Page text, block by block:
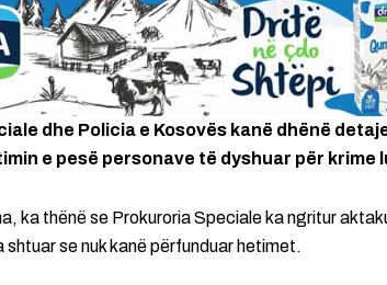
dhe Policia e Kosovës kanë dhënë
e pesë personave të dyshuar për krime
ka thënë se Prokuroria Speciale ka ngritur
shtuar se nuk kanë përfunduar hetimet.